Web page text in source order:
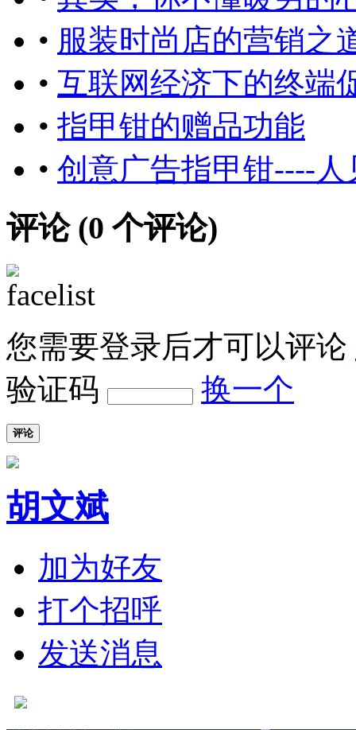
• 服装时尚店的营销之
• 互联网经济下的终端
• 指甲钳的赠品功能
• 创意广告指甲钳----
评论 (0 个评论)
您需要登录后才可以评论
验证码
换一个
评论
胡文斌
加为好友
打个招呼
发送消息